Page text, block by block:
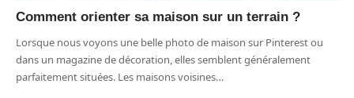
Comment orienter sa maison sur un terrain ?
Lorsque nous voyons une belle photo de maison sur Pinterest ou
dans un magazine de décoration, elles semblent généralement
parfaitement situées. Les maisons voisines…